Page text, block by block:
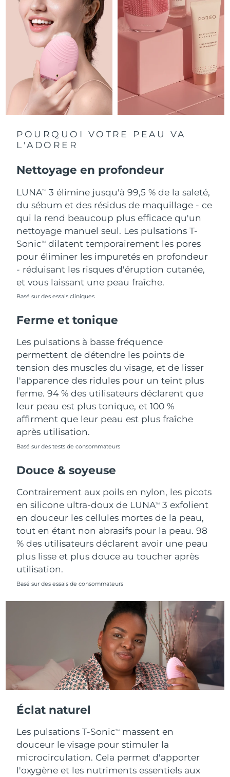
POURQUOI VOTRE PEAU VA
L'ADORER
Nettoyage en profondeur
LUNATM
3 élimine jusqu'à 99,5 % de la saleté,
du sébum et des résidus de maquillage - ce
qui la rend beaucoup plus efficace qu'un
nettoyage manuel seul. Les pulsations T-
SonicTM
dilatent temporairement les pores
pour éliminer les impuretés en profondeur
- réduisant les risques d'éruption cutanée,
et vous laissant une peau fraîche.
Basé sur des essais cliniques
Ferme et tonique
Les pulsations à basse fréquence
permettent de détendre les points de
tension des muscles du visage, et de lisser
l'apparence des ridules pour un teint plus
ferme. 94 % des utilisateurs déclarent que
leur peau est plus tonique, et 100 %
affirment que leur peau est plus fraîche
après utilisation.
Basé sur des tests de consommateurs
Douce & soyeuse
Contrairement aux poils en nylon, les picots
en silicone ultra-doux de LUNATM
3 exfolient
en douceur les cellules mortes de la peau,
tout en étant non abrasifs pour la peau. 98
% des utilisateurs déclarent avoir une peau
plus lisse et plus douce au toucher après
utilisation.
Basé sur des essais de consommateurs
Éclat naturel
Les pulsations T-SonicTM
massent en
douceur le visage pour stimuler la
microcirculation. Cela permet d'apporter
l'oxygène et les nutriments essentiels aux
Singapour Livraison estimée 8/12/26
Slovaquie Livraison estimée 8/10/26
Afrique du Sud Livraison estimée8/18/26
Corée du Sud Livraison estimée8/12/26
Espagne
Suisse
Taïwan Livraison estimée 8/15/26
Thaïlande Livraison estimée
Turquie Livraison estimée 8/11/26
Émirats arabes unis Livraison estimée 8/11/26
Royaume-Uni
États-Unis
Ouzbékistan Livraison estimée
Viêt Nam Livraison estimée8/16/26